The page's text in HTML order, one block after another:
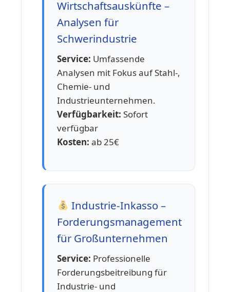
Wirtschaftsauskünfte –
Analysen für
Schwerindustrie
Service: Umfassende
Analysen mit Fokus auf Stahl-,
Chemie- und
Industrieunternehmen.
Verfügbarkeit: Sofort
verfügbar
Kosten: ab 25€
Industrie-Inkasso –
Forderungsmanagement
für Großunternehmen
Service: Professionelle
Forderungsbeitreibung für
Industrie- und